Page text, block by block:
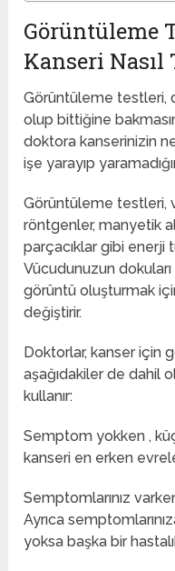
Görüntüleme
Kanseri
Görüntüleme testleri,
olup bittiğine
doktora kanserinizin
işe yarayıp
Görüntüleme testleri,
röntgenler, manyetik
parçacıklar gibi enerji
Vücudunuzun
görüntü oluşturmak
değiştirir.
Doktorlar, kanser için
aşağıdakiler de dahil
kullanır:
Semptom yokken ,
kanseri en erken
Semptomlarınız
Ayrıca
yoksa başka bir